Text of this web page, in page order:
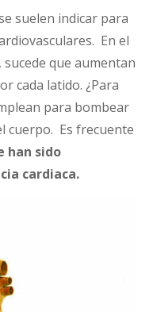
suelen indicar para
En el
que aumentan
cada latido. ¿Para
para bombear
cuerpo. Es frecuente
han sido
cardiaca.